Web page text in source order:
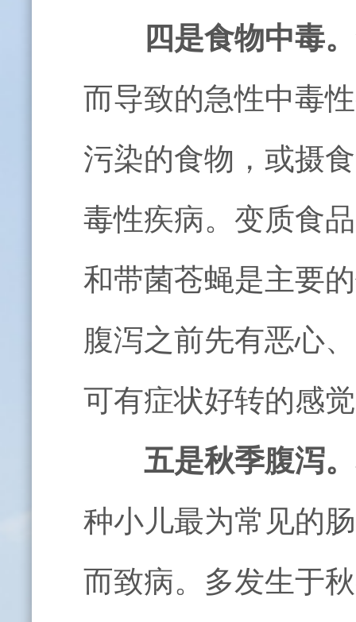
四是食物中毒。
而导致的急性中毒
污染的食物，或摄
毒性疾病。变质食
和带菌苍蝇是主要
腹泻之前先有恶心
可有症状好转的感
五是秋季腹泻。
种小儿最为常见的
而致病。多发生于